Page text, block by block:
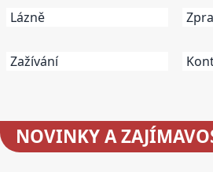
Lázně
Zažívání
NOVINKYA